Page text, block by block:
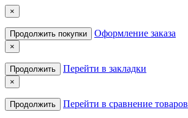
×
Продолжить покупки Оформление заказа
×
Продолжить Перейти в закладки
×
Продолжить Перейти в сравнение товаров